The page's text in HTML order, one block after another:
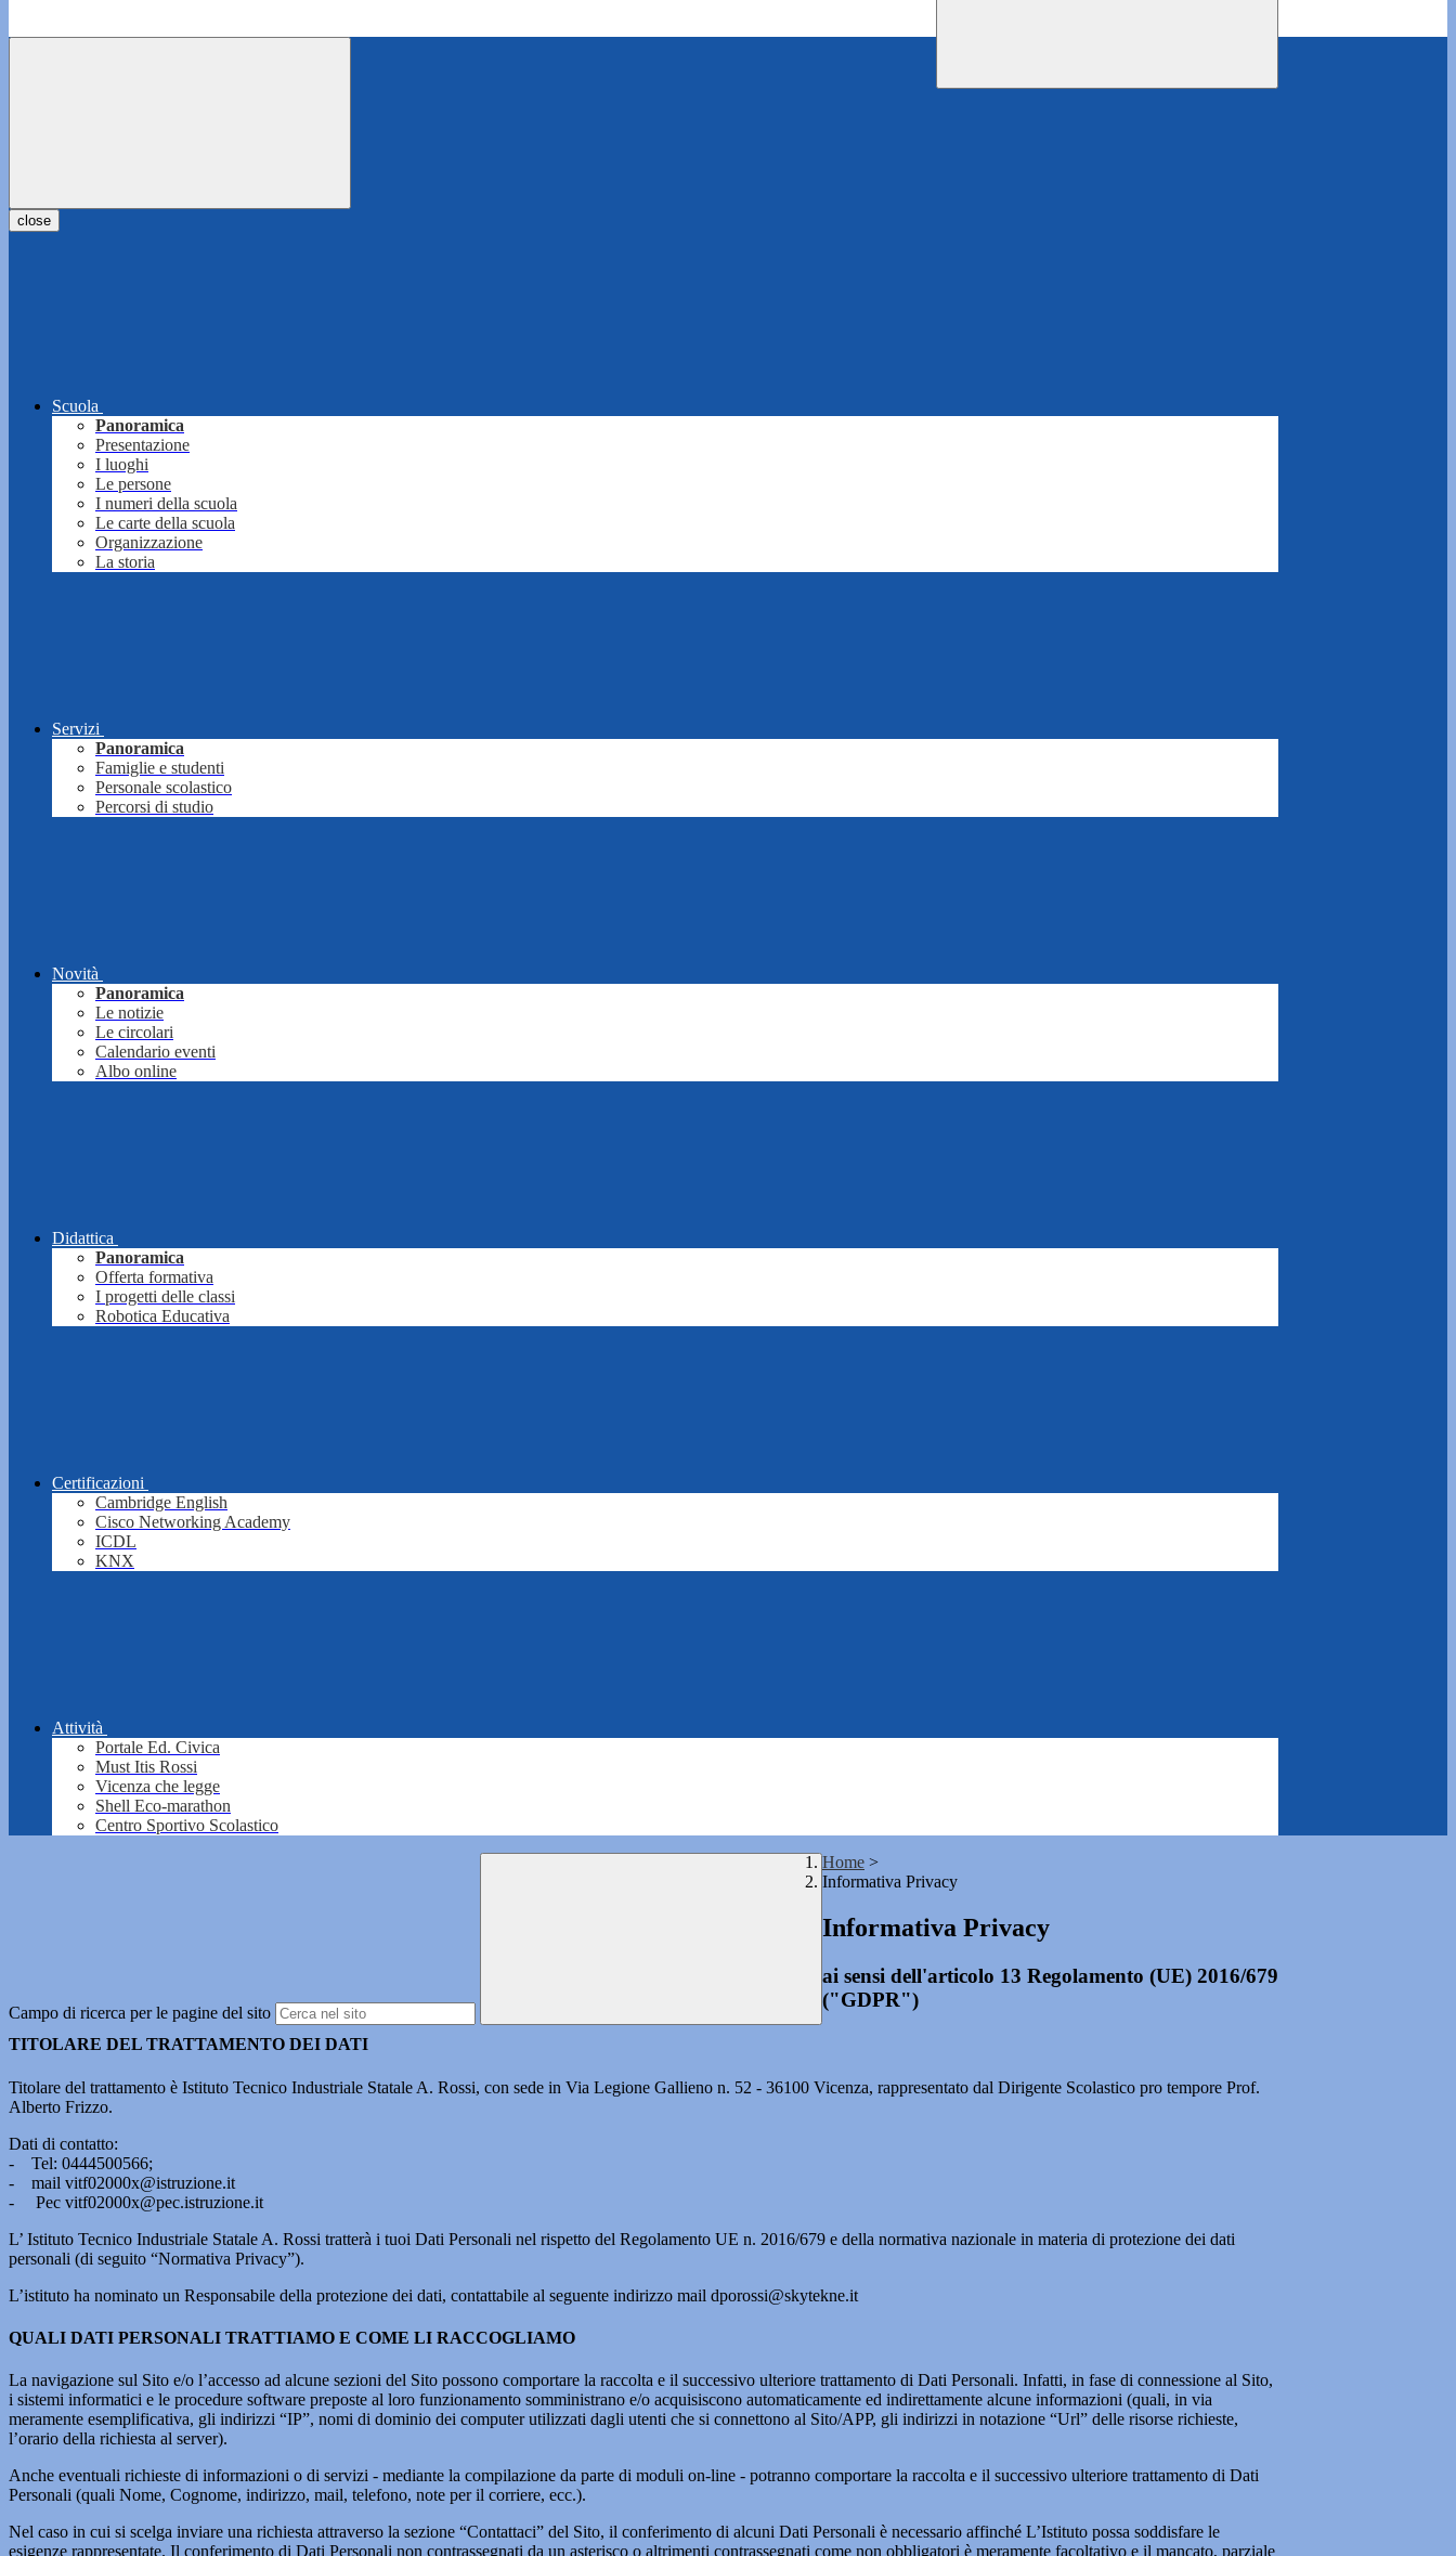
close
Scuola
Panoramica
Presentazione
I luoghi
Le persone
I numeri della scuola
Le carte della scuola
Organizzazione
La storia
Servizi
Panoramica
Famiglie e studenti
Personale scolastico
Percorsi di studio
Novità
Panoramica
Le notizie
Le circolari
Calendario eventi
Albo online
Didattica
Panoramica
Offerta formativa
I progetti delle classi
Robotica Educativa
Certificazioni
Cambridge English
Cisco Networking Academy
ICDL
KNX
Attività
Portale Ed. Civica
Must Itis Rossi
Vicenza che legge
Shell Eco-marathon
Centro Sportivo Scolastico
Campo di ricerca per le pagine del sito
Home >
Informativa Privacy
Informativa Privacy
ai sensi dell'articolo 13 Regolamento (UE) 2016/679
("GDPR")
TITOLARE DEL TRATTAMENTO DEI DATI
Titolare del trattamento è Istituto Tecnico Industriale Statale A. Rossi, con sede in Via Legione Gallieno n. 52 - 36100 Vicenza, rappresentato dal Dirigente Scolastico pro tempore Prof.
Alberto Frizzo.
Dati di contatto:
- Tel: 0444500566;
- mail vitf02000x@istruzione.it
- Pec vitf02000x@pec.istruzione.it
L’ Istituto Tecnico Industriale Statale A. Rossi tratterà i tuoi Dati Personali nel rispetto del Regolamento UE n. 2016/679 e della normativa nazionale in materia di protezione dei dati
personali (di seguito “Normativa Privacy”).
L’istituto ha nominato un Responsabile della protezione dei dati, contattabile al seguente indirizzo mail dporossi@skytekne.it
QUALI DATI PERSONALI TRATTIAMO E COME LI RACCOGLIAMO
La navigazione sul Sito e/o l’accesso ad alcune sezioni del Sito possono comportare la raccolta e il successivo ulteriore trattamento di Dati Personali. Infatti, in fase di connessione al Sito,
i sistemi informatici e le procedure software preposte al loro funzionamento somministrano e/o acquisiscono automaticamente ed indirettamente alcune informazioni (quali, in via
meramente esemplificativa, gli indirizzi “IP”, nomi di dominio dei computer utilizzati dagli utenti che si connettono al Sito/APP, gli indirizzi in notazione “Url” delle risorse richieste,
l’orario della richiesta al server).
Anche eventuali richieste di informazioni o di servizi - mediante la compilazione da parte di moduli on-line - potranno comportare la raccolta e il successivo ulteriore trattamento di Dati
Personali (quali Nome, Cognome, indirizzo, mail, telefono, note per il corriere, ecc.).
Nel caso in cui si scelga inviare una richiesta attraverso la sezione “Contattaci” del Sito, il conferimento di alcuni Dati Personali è necessario affinché L’Istituto possa soddisfare le
esigenze rappresentate. Il conferimento di Dati Personali non contrassegnati da un asterisco o altrimenti contrassegnati come non obbligatori è meramente facoltativo e il mancato, parziale